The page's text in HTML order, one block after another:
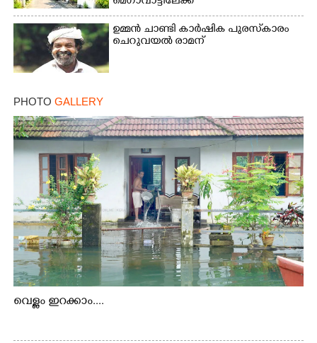
ഉമ്മൻ ചാണ്ടി കാർഷിക പുരസ്‌കാരം
ചെറുവയൽ രാമന്
PHOTO GALLERY
വെള്ളം ഇറക്കാം....